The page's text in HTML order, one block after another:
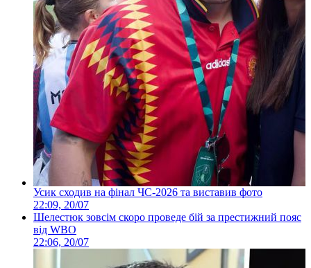
Усик сходив на фінал ЧС-2026 та виставив фото
22:09, 20/07
Шелестюк зовсім скоро проведе бій за престижний пояс
від WBO
22:06, 20/07